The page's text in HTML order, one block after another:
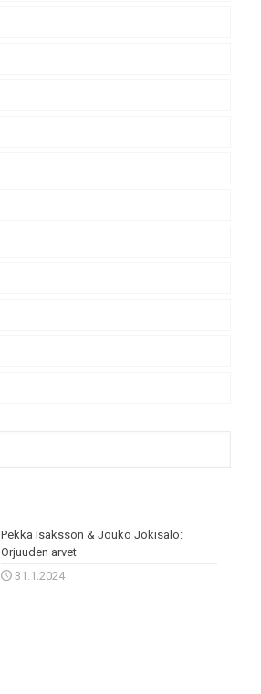
Pekka Isaksson & Jouko Jokisalo:
Orjuuden arvet
31.1.2024